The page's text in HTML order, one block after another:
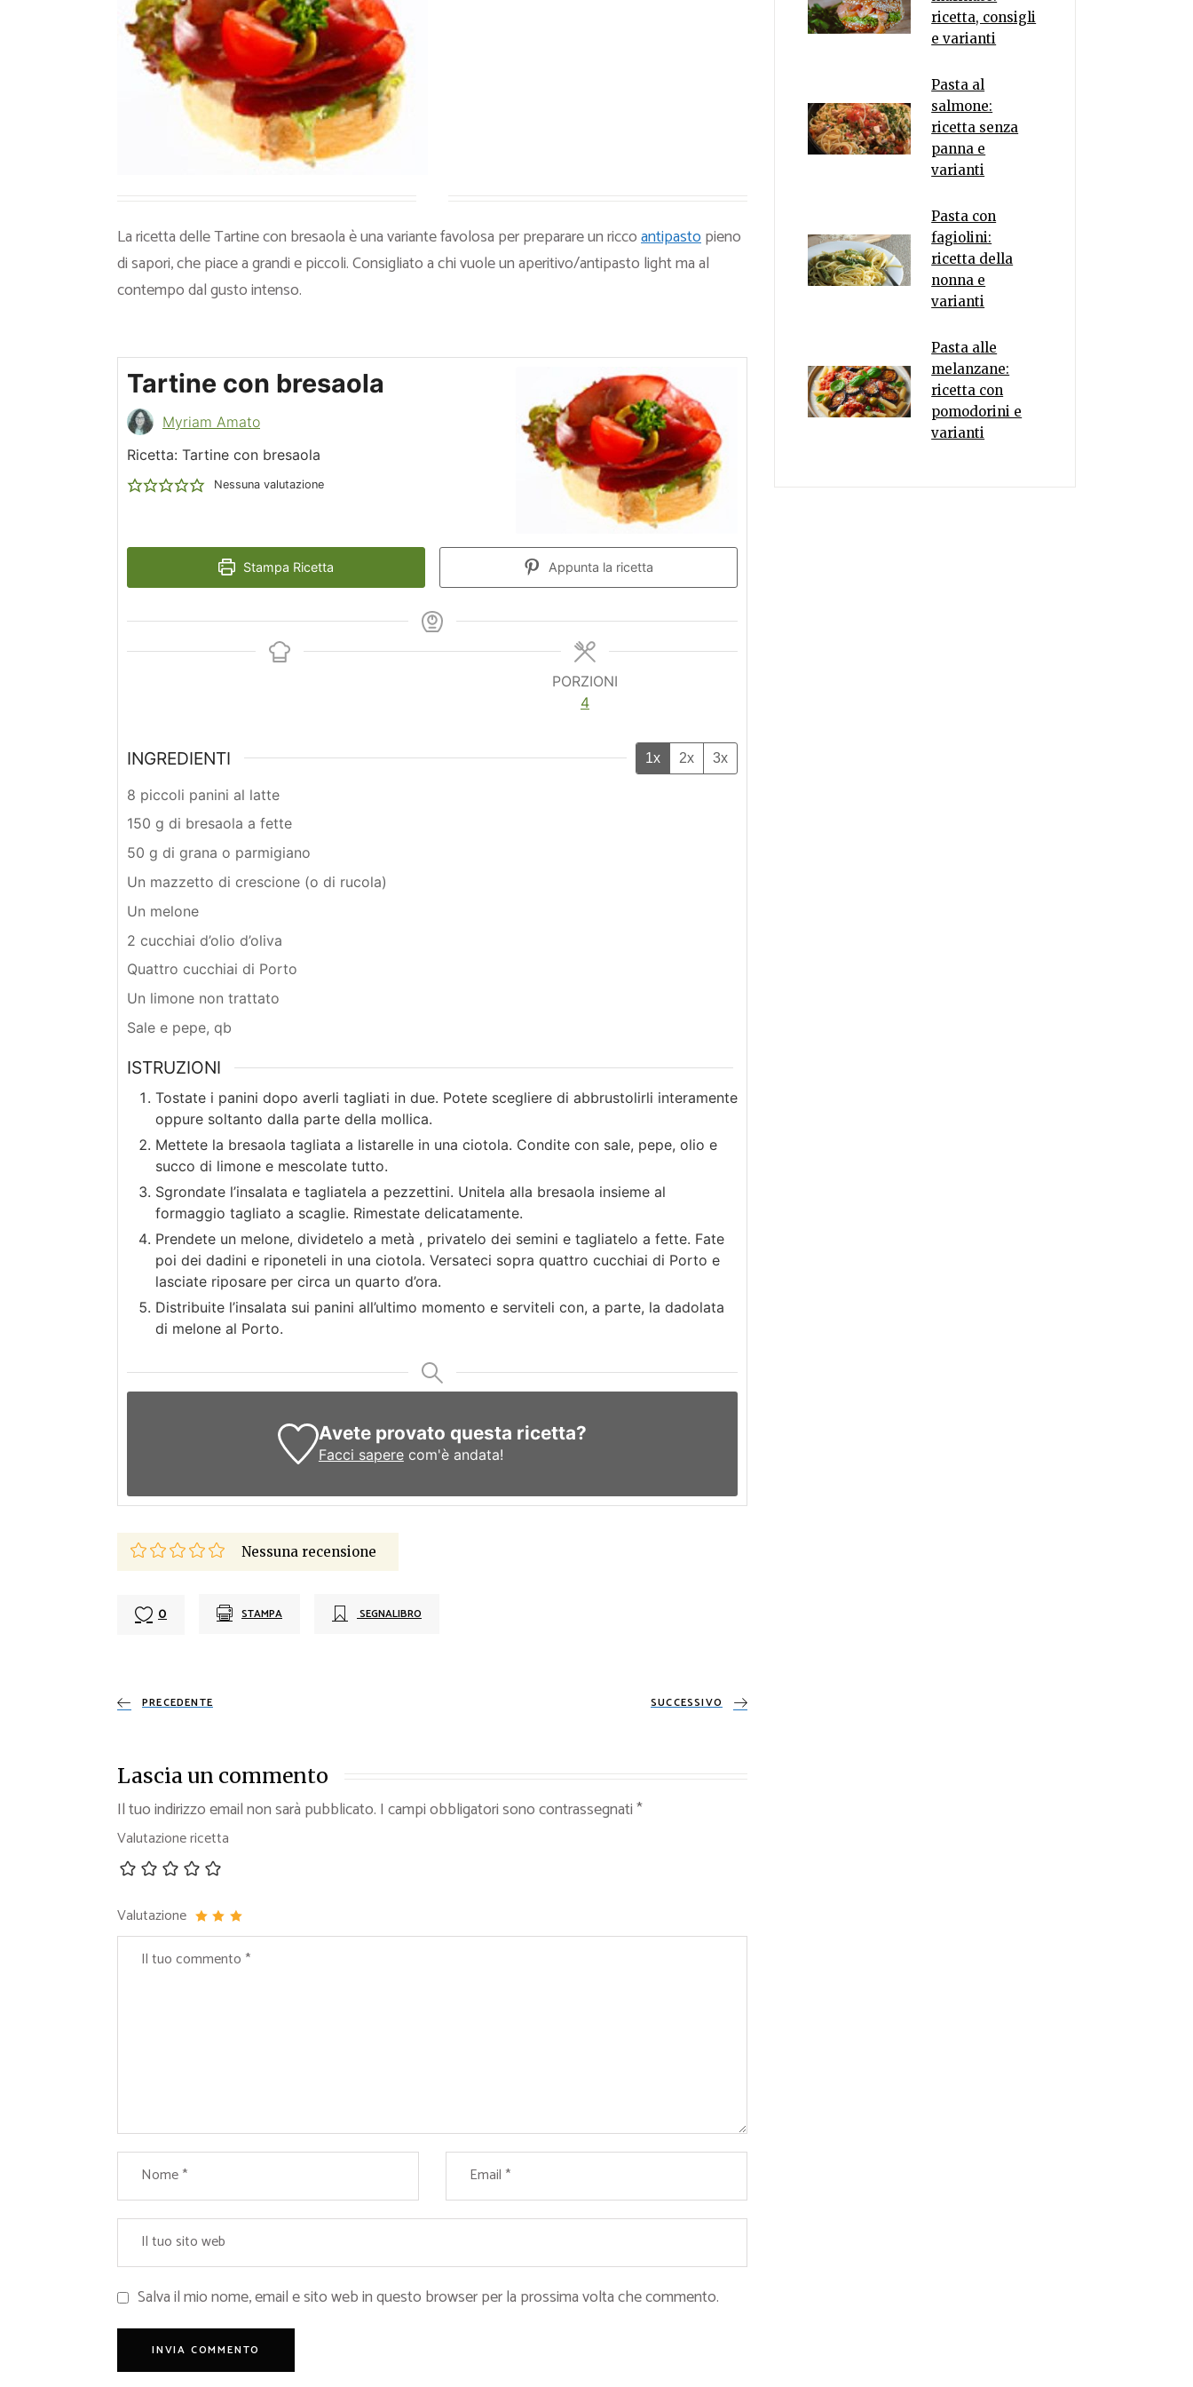
Ricette Piatti unici
Ricette Pesce
Video Ricette
Ricette per Ingrediente
La ricetta delle Tartine con bresaola è una variante favolosa per preparare un riccoantipastopieno
di sapori, che piace a grandi e piccoli. Consigliato a chi vuole un aperitivo/antipasto light ma al
contempo dal gusto intenso.
Tartine con bresaola
Myriam Amato
Ricetta: Tartine con bresaola
Nessuna valutazione
Stampa Ricetta Appunta la ricetta
PORZIONI
4
INGREDIENTI 1x 2x 3x
8 piccoli panini al latte
150 g di bresaola a fette
50 g di grana o parmigiano
Un mazzetto di crescione (o di rucola)
Un melone
2 cucchiai d’olio d’oliva
Quattro cucchiai di Porto
Un limone non trattato
Sale e pepe, qb
ISTRUZIONI
Tostate i panini dopo averli tagliati in due. Potete scegliere di abbrustolirli interamente
oppure soltanto dalla parte della mollica.
Mettete la bresaola tagliata a listarelle in una ciotola. Condite con sale, pepe, olio e
succo di limone e mescolate tutto.
Sgrondate l’insalata e tagliatela a pezzettini. Unitela alla bresaola insieme al
formaggio tagliato a scaglie. Rimestate delicatamente.
Prendete un melone, dividetelo a metà , privatelo dei semini e tagliatelo a fette. Fate
poi dei dadini e riponeteli in una ciotola. Versateci sopra quattro cucchiai di Porto e
lasciate riposare per circa un quarto d’ora.
Distribuite l’insalata sui panini all’ultimo momento e serviteli con, a parte, la dadolata
di melone al Porto.
Avete provato questa ricetta?
Facci saperecom'è andata!
Nessuna recensione
0 STAMPA SEGNALIBRO
PRECEDENTE SUCCESSIVO
Lascia un commento
Il tuo indirizzo email non sarà pubblicato. I campi obbligatori sono contrassegnati*
Valutazione ricetta
Valutazione
Salva il mio nome, email e sito web in questo browser per la prossima volta che commento.
ricetta, consigli
e varianti
Pasta al
salmone:
ricetta senza
panna e
varianti
Pasta con
fagiolini:
ricetta della
nonna e
varianti
Pasta alle
melanzane:
ricetta con
pomodorini e
varianti